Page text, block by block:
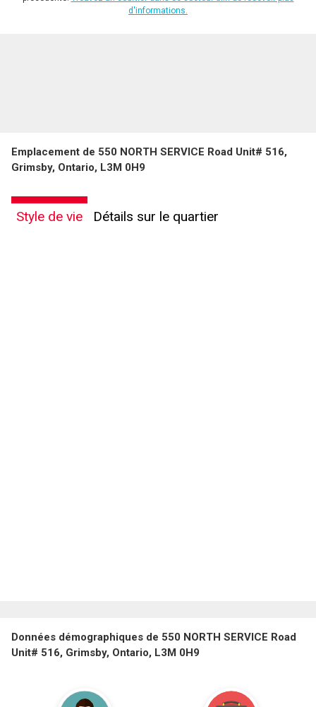
d'informations.
Emplacement de 550 NORTH SERVICE Road Unit# 516,
Grimsby, Ontario, L3M 0H9
Style de vie Détails sur le quartier
Données démographiques de 550 NORTH SERVICE Road
Unit# 516, Grimsby, Ontario, L3M 0H9